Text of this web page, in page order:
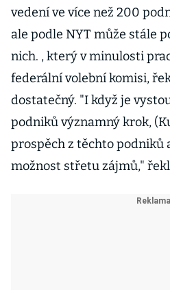
vedení ve více než 200
ale podle NYT může stále
nich. , který v minulosti
federální volební komisi,
dostatečný. "I když je
podniků významný krok,
prospěch z těchto podniků
možnost střetu zájmů,"